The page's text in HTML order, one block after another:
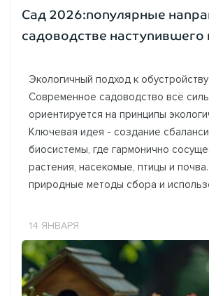
Сад 2026:популярные
садоводстве наступившего
Экологичный подход к
Современное садоводство всё
ориентируется на принципы
Ключевая идея - создание
биосистемы, где гармонично
растения, насекомые, птицы и
природные методы сбора и
14 ЯНВАРЯ